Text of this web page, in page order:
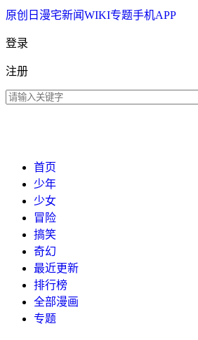
原创 日漫宅新闻WIKI专题手机APP
登录
注册
首页
少年
少女
冒险
搞笑
奇幻
最近更新
排行榜
全部漫画
专题